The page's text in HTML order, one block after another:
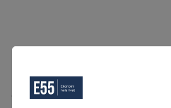
Oops, Ett fel inträffade.